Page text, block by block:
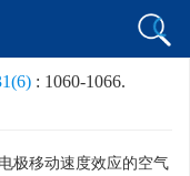
: 1060-1066.
极移动速度效应的空气